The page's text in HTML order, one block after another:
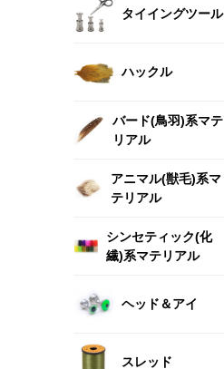
タイイングツール
ハックル
バード(鳥羽)系マテ
リアル
アニマル(獣毛)系マ
テリアル
シンセティック(化
繊)系マテリアル
ヘッド＆アイ
スレッド